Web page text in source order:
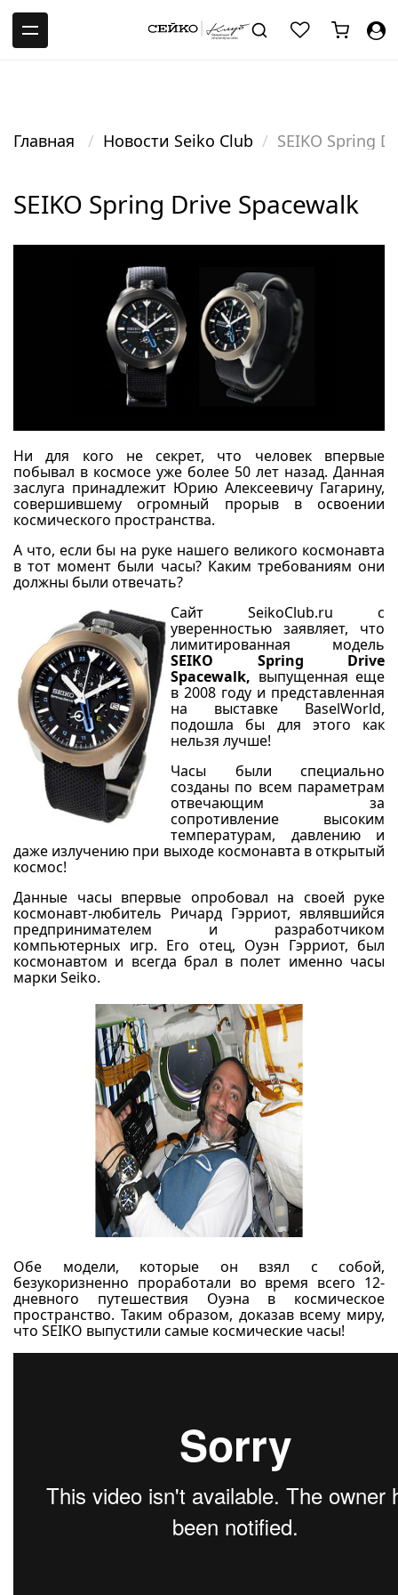
Главная Новости Seiko Club SEIKO Spring
SEIKO Spring Drive Spacewalk
Ни для кого не секрет, что человек впервые
побывал в космосе уже более 50 лет назад. Данная
заслуга принадлежит Юрию Алексеевичу Гагарину,
совершившему огромный прорыв в освоении
космического пространства.
А что, если бы на руке нашего великого космонавта
в тот момент были часы? Каким требованиям они
должны были отвечать?
Сайт SeikoClub.ru с
уверенностью заявляет, что
лимитированная модель
SEIKO Spring Drive
Spacewalk, выпущенная еще
в 2008 году и представленная
на выставке BaselWorld,
подошла бы для этого как
нельзя лучше!
Часы были специально
созданы по всем параметрам
отвечающим за
сопротивление высоким
температурам, давлению и
даже излучению при выходе космонавта в открытый
космос!
Данные часы впервые опробовал на своей руке
космонавт-любитель Ричард Гэрриот, являвшийся
предпринимателем и разработчиком
компьютерных игр. Его отец, Оуэн Гэрриот, был
космонавтом и всегда брал в полет именно часы
марки Seiko.
Обе модели, которые он взял с собой,
безукоризненно проработали во время всего 12-
дневного путешествия Оуэна в космическое
пространство. Таким образом, доказав всему миру,
что SEIKO выпустили самые космические часы!